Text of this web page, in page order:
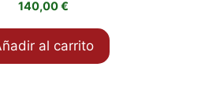
140,00€
al carrito